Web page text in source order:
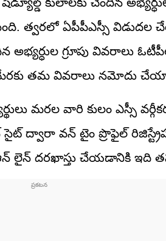
త్వరలో ఏపీపీఎస్సీ విడుదల
గ్రూపు వివరాలు
తమ వివరాలు నమోదు
మరల వారి కులం ఎస్సీ
ద్వారా వన్ టైం ప్రొఫైల్
ఆన్ లైన్ దరఖాస్తు చేయడానికి ఇది